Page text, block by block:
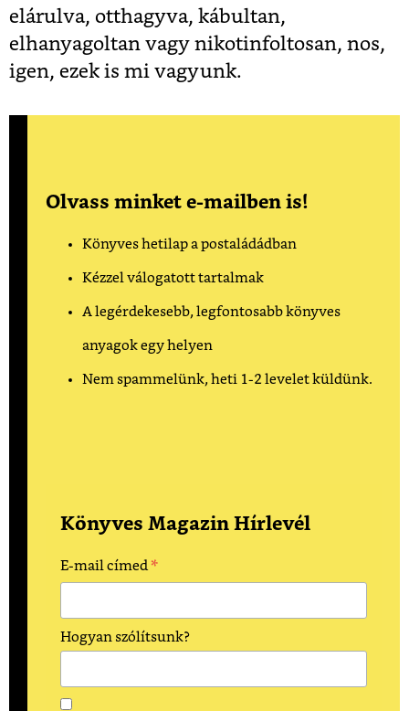
elárulva, otthagyva, kábultan,
elhanyagoltan vagy nikotinfoltosan, nos,
igen, ezek is mi vagyunk.
Olvass minket e-mailben is!
Könyves hetilap a postaládádban
Kézzel válogatott tartalmak
A legérdekesebb, legfontosabb könyves
anyagok egy helyen
Nem spammelünk, heti 1-2 levelet küldünk.
Könyves Magazin Hírlevél
E-mail címed *
Hogyan szólítsunk?